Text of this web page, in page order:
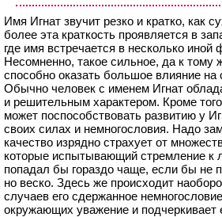
Имя Игнат звучит резко и кратко, как
более эта краткость проявляется в
где имя встречается в несколько иной
Несомненно, такое сильное, да к тому
способно оказать большое влияние на
Обычно человек с именем Игнат
и решительным характером. Кроме
может поспособствовать развитию у
своих силах и немногословия. Надо
качество изрядно страхует от
которые испытывающий стремление к
попадал бы гораздо чаще, если бы не
но веско. Здесь же происходит
случаев его сдержанное
окружающих уважение и подчеркивает